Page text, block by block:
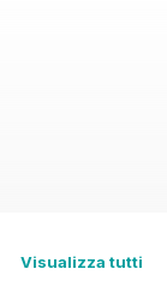
Visualizza tutti